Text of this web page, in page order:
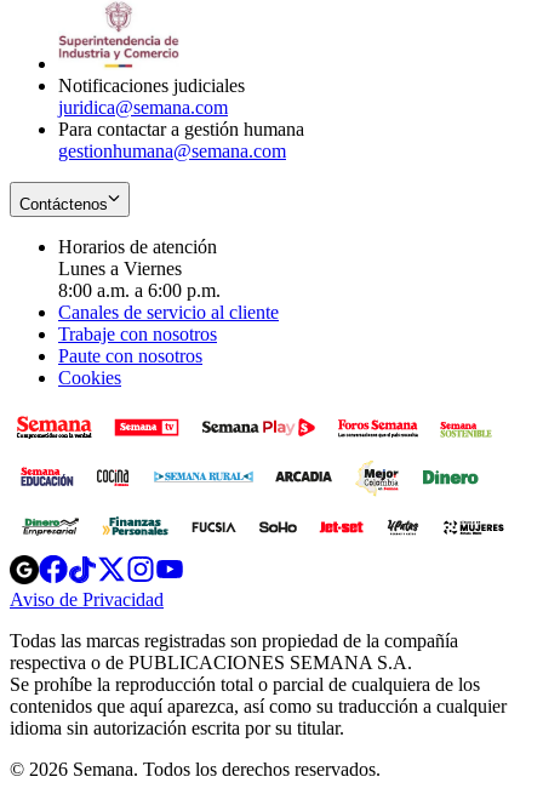
Notificaciones judiciales
juridica@semana.com
Para contactar a gestión humana
gestionhumana@semana.com
Contáctenos
Horarios de atención
Lunes a Viernes
8:00 a.m. a 6:00 p.m.
Canales de servicio al cliente
Trabaje con nosotros
Paute con nosotros
Cookies
Opens
in
new
Opens
in
new
Opens
in
new
window
Opens
new
windowwindow
Aviso de Privacidad
new
window
Todas las marcas registradas son propiedad de la compañía
respectiva o de PUBLICACIONES SEMANA S.A.
Se prohíbe la reproducción total o parcial de cualquiera de los
contenidos que aquí aparezca, así como su traducción a cualquier
idioma sin autorización escrita por su titular.
© 2026 Semana. Todos los derechos reservados.